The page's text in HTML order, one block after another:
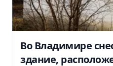
Во Владимире
здание,